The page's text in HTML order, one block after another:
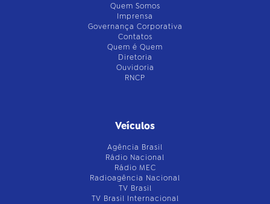
Quem Somos
Imprensa
Governança Corporativa
Contatos
Quem é Quem
Diretoria
Ouvidoria
RNCP
Veículos
Agência Brasil
Rádio Nacional
Rádio MEC
Radioagência Nacional
TV Brasil
TV Brasil Internacional